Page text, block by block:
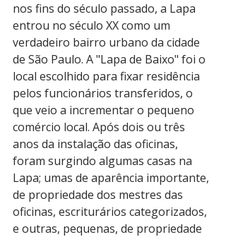
nos fins do século passado, a Lapa
entrou no século XX como um
verdadeiro bairro urbano da cidade
de São Paulo. A "Lapa de Baixo" foi o
local escolhido para fixar residência
pelos funcionários transferidos, o
que veio a incrementar o pequeno
comércio local. Após dois ou três
anos da instalação das oficinas,
foram surgindo algumas casas na
Lapa; umas de aparência importante,
de propriedade dos mestres das
oficinas, escriturários categorizados,
e outras, pequenas, de propriedade